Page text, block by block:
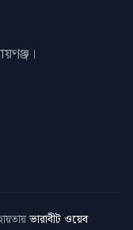
ভারাবীট ওয়েব